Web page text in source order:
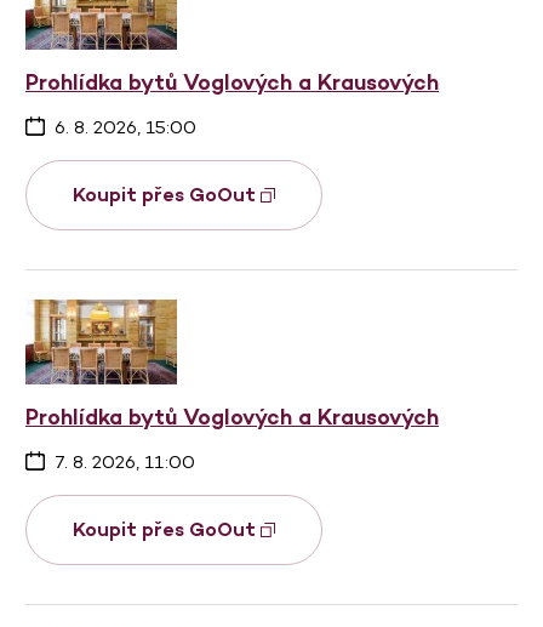
Prohlídka bytů Voglových a Krausových
6. 8. 2026, 15:00
Koupit přes GoOut
Prohlídka bytů Voglových a Krausových
7. 8. 2026, 11:00
Koupit přes GoOut